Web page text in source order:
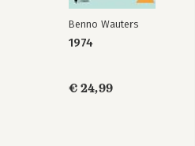
Benno Wauters
1974
€ 24,99